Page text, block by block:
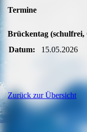
Termine
Brückentag (schulfrei,
Datum:
15.05.2026
Zurück zur Übersicht